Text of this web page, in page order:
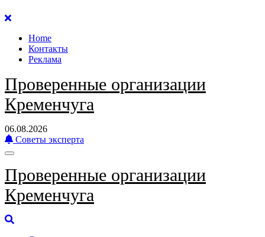
Перейти
содержанию
Home
Контакты
Реклама
Проверенные организации
Кременчуга
06.08.2026
Советы эксперта
Проверенные организации
Кременчуга